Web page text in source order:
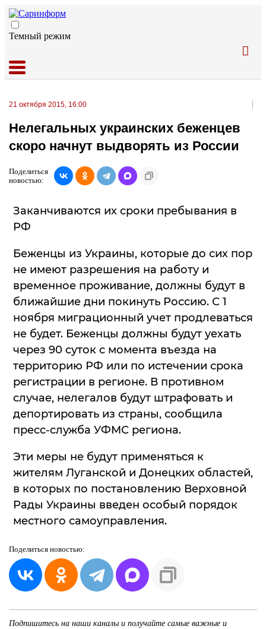
Темный режим
21 октября 2015, 16:00
Нелегальных украинских беженцев
скоро начнут выдворять из России
Поделиться
новостью:
Заканчиваются их сроки пребывания в
РФ
Беженцы из Украины, которые до сих пор
не имеют разрешения на работу и
временное проживание, должны будут в
ближайшие дни покинуть Россию. С 1
ноября миграционный учет продлеваться
не будет. Беженцы должны будут уехать
через 90 суток с момента въезда на
территорию РФ или по истечении срока
регистрации в регионе. В противном
случае, нелегалов будут штрафовать и
депортировать из страны, сообщила
пресс-служба УФМС региона.
Эти меры не будут применяться к
жителям Луганской и Донецких областей,
в которых по постановлению Верховной
Рады Украины введен особый порядок
местного самоуправления.
Поделиться новостью:
Подпишитесь на наши каналы и получайте самые важные и